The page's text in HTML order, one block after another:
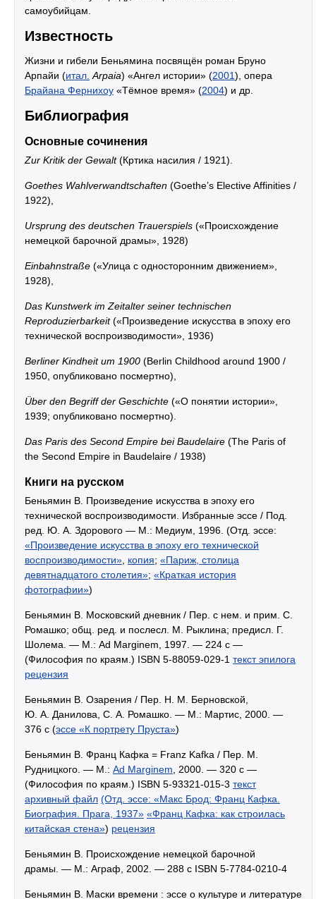
самоубийцам.
Известность
Жизни и гибели Беньямина посвящён роман Бруно
Арпайи (итал. Arpaia) «Ангел истории» (2001), опера
Брайана Фернихоу «Тёмное время» (2004) и др.
Библиография
Основные сочинения
Zur Kritik der Gewalt(Кртика насилия / 1921).
Goethes Wahlverwandtschaften (Goethe’s Elective Affinities /
1922),
Ursprung des deutschen Trauerspiels («Происхождение
немецкой барочной драмы», 1928)
Einbahnstraße («Улица с односторонним движением»,
1928),
Das Kunstwerk im Zeitalter seiner technischen
Reproduzierbarkeit(«Произведение искусства в эпоху его
технической воспроизводимости», 1936)
Berliner Kindheit um 1900 (Berlin Childhood around 1900 /
1950, опубликовано посмертно),
Über den Begriff der Geschichte («О понятии истории»,
1939; опубликовано посмертно).
Das Paris des Second Empire bei Baudelaire (The Paris of
the Second Empire in Baudelaire / 1938)
Книги на русском
Беньямин В. Произведение искусства в эпоху его
технической воспроизводимости. Избранные эссе / Под.
ред. Ю. А. Здорового — М.: Медиум, 1996. (Отд. эссе:
«Произведение искусства в эпоху его технической
воспроизводимости» копия; «Париж, столица
девятнадцатого столетия»; «Краткая история
фотографии»)
Беньямин В. Московский дневник / Пер. с нем. и прим. С.
Ромашко; общ. ред. и послесл. М. Рыклина; предисл. Г.
Шолема. — М.: Ad Marginem, 1997. — 224 с —
(Философия по краям.) ISBN 5-88059-029-1 текст эпилога
рецензия
Беньямин В. Озарения / Пер. Н. М. Берновской,
Ю. А. Данилова, С. А. Ромашко. — М.: Мартис, 2000. —
376 с (эссе «К портрету Пруста»)
Беньямин В. Франц Кафка = Franz Kafka / Пер. М.
Рудницкого. — М.: Ad Marginem , 2000. — 320 с —
(Философия по краям.) ISBN 5-93321-015-3 текст
архивный файл (Отд. эссе: «Макс Брод: Франц Кафка.
Биография. Прага, 1937» «Франц Кафка: как строилась
китайская стена») рецензия
Беньямин В. Происхождение немецкой барочной
драмы. — М.: Аграф, 2002. — 288 с ISBN 5-7784-0210-4
Беньямин В. Маски времени : эссе о культуре и литературе